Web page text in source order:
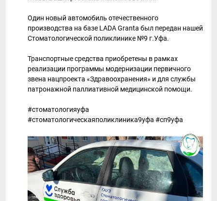
Один новый автомобиль отечественного
производства на базе LADA Granta был передан нашей
Стоматологической поликлинике №9 г.Уфа.
Транспортные средства приобретены в рамках
реализации программы модернизации первичного
звена нацпроекта «Здравоохранения» и для службы
патронажной паллиативной медицинской помощи.
#стоматологияуфа
#стоматологическаяполиклиника9уфа #сп9уфа